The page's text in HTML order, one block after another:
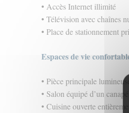
• Accès Internet illimité
• Télévision avec chaînes
• Place de stationnement
Espaces de vie
• Pièce principale
• Salon équipé d’un canapé
• Cuisine ouverte